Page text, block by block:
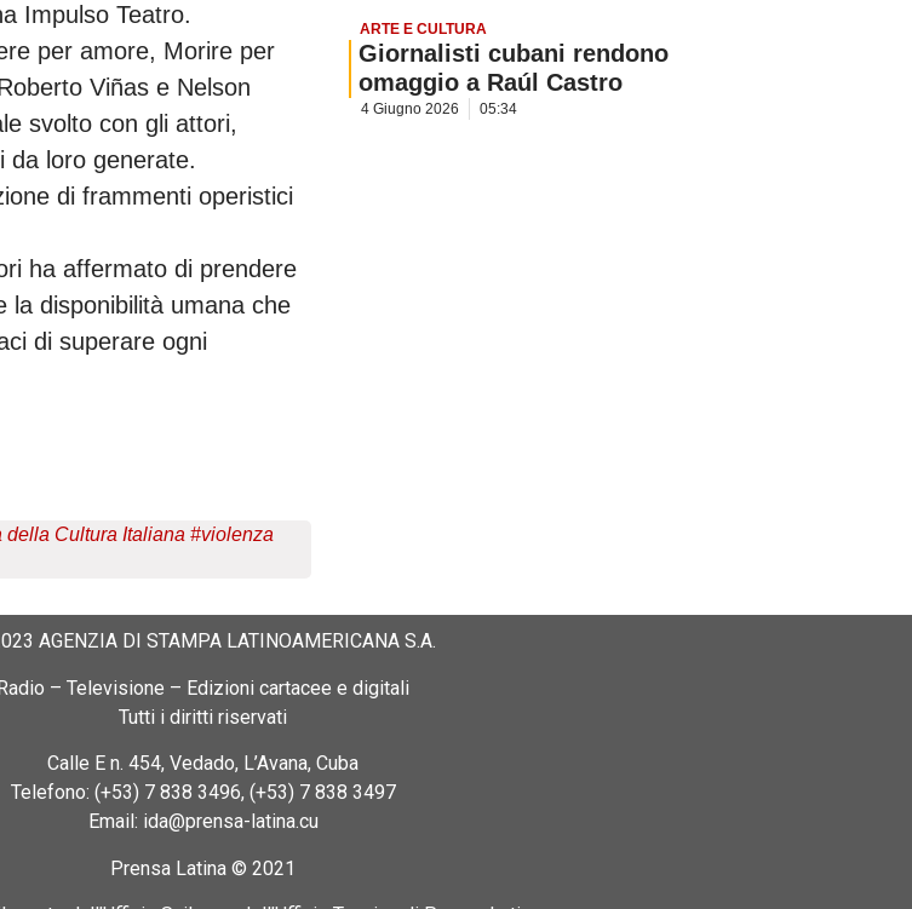
Impulso Teatro.
per amore, Morire per
Viñas e Nelson
svolto con gli attori,
da loro generate.
di frammenti operistici
ha affermato di prendere
la disponibilità umana che
di superare ogni
della Cultura Italiana #violenza
ARTE E CULTURA
Giornalisti cubani rendono
omaggio a Raúl Castro
4 Giugno 2026 05:34
AGENZIA DI STAMPA LATINOAMERICANA S.A.
– Televisione – Edizioni cartacee e digitali
Tutti i diritti riservati
Calle E n. 454, Vedado, L’Avana, Cuba
Telefono: (+53) 7 838 3496, (+53) 7 838 3497
Email: ida@prensa-latina.cu
Prensa Latina © 2021